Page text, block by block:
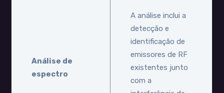
Análise de
espectro
A análise inclui a
detecção e
identificação de
emissores de RF
existentes junto
com a